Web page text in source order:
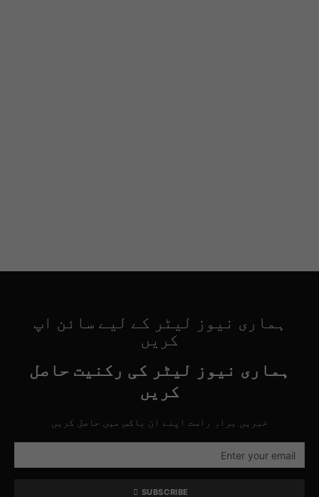
ہماری نیوز لیٹر کے لیے سائن اپ
کریں
ہماری نیوز لیٹر کی رکنیت حاصل
کریں
خبریں براہِ راست اپنے ان باکس میں حاصل کریں
SUBSCRIBE